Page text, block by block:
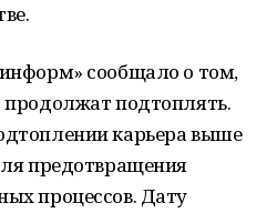
сообщало о том,
продолжат подтоплять.
карьера выше
предотвращения
процессов. Дату